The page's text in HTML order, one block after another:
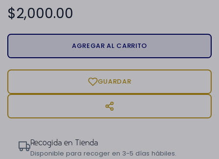
$2,000.00
AGREGAR AL CARRITO
GUARDAR
Recogida en Tienda
Disponible para recoger en 3-5 días hábiles.